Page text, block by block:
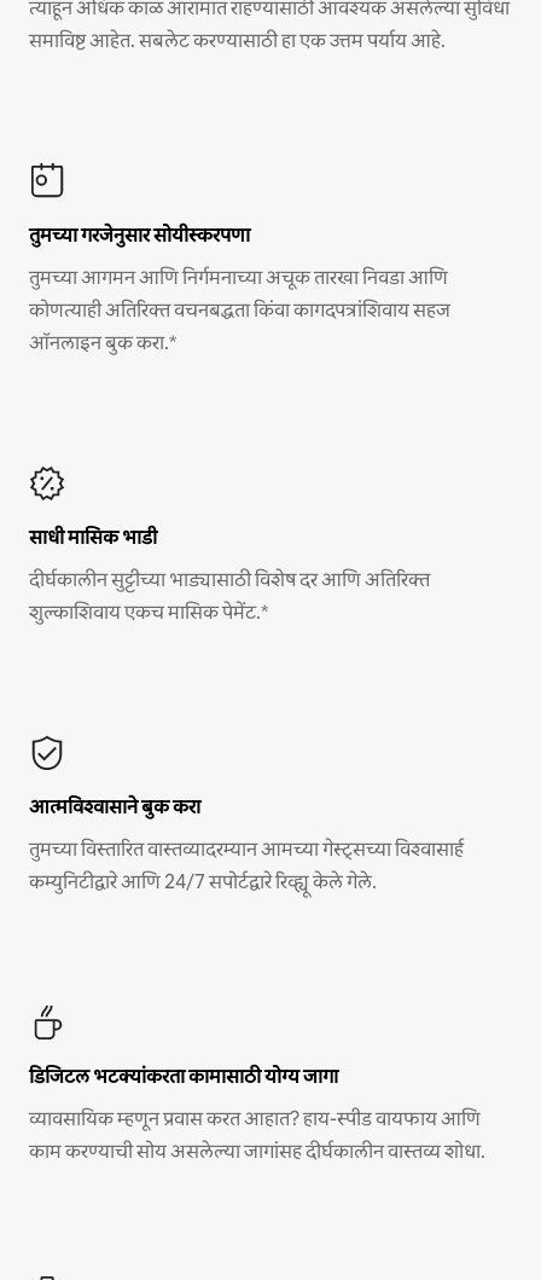
त्याहून अधिक काळ आरामात राहण्यासाठी आवश्यक असलेल्या सुविधा
समाविष्ट आहेत. सबलेट करण्यासाठी हा एक उत्तम पर्याय आहे.
तुमच्या गरजेनुसार सोयीस्करपणा
तुमच्या आगमन आणि निर्गमनाच्या अचूक तारखा निवडा आणि
कोणत्याही अतिरिक्त वचनबद्धता किंवा कागदपत्रांशिवाय सहज
ऑनलाइन बुक करा.*
साधी मासिक भाडी
दीर्घकालीन सुट्टीच्या भाड्यासाठी विशेष दर आणि अतिरिक्त
शुल्काशिवाय एकच मासिक पेमेंट.*
आत्मविश्वासाने बुक करा
तुमच्या विस्तारित वास्तव्यादरम्यान आमच्या गेस्ट्सच्या विश्वासार्ह
कम्युनिटीद्वारे आणि 24/7 सपोर्टद्वारे रिव्ह्यू केले गेले.
डिजिटल भटक्यांकरता कामासाठी योग्य जागा
व्यावसायिक म्हणून प्रवास करत आहात? हाय-स्पीड वायफाय आणि
काम करण्याची सोय असलेल्या जागांसह दीर्घकालीन वास्तव्य शोधा.